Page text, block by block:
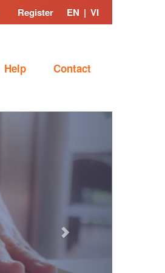
Register EN | VI
Help Contact